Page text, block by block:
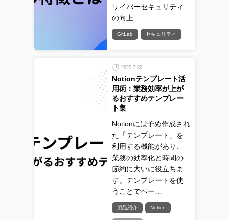
サイバーセキュリティ
の向上…
GitLab セキュリティ
2025.7.30
Notionテンプレート活
用術：業務効率が上が
るおすすめテンプレー
ト集
Notionには予め作成され
た「テンプレート」を
利用する機能があり、
業務の効率化と時間の
節約に大いに役立ちま
す。テンプレートを使
うことでペー…
製品紹介 Notion